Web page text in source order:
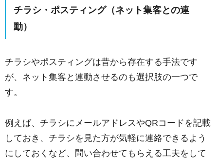
チラシ・ポスティング（ネット集客との連
動）
チラシやポスティングは昔から存在する手法です
が、ネット集客と連動させるのも選択肢の一つで
す。
例えば、チラシにメールアドレスやQRコードを記載
しておき、チラシを見た方が気軽に連絡できるよう
にしておくなど、問い合わせてもらえる工夫をして